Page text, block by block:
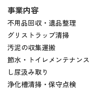
事業内容
不用品回収・遺品整理
グリストラップ清掃
汚泥の収集運搬
節水・トイレメンテナンス
し尿汲み取り
浄化槽清掃・保守点検